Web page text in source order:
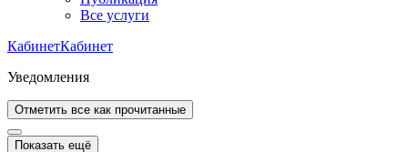
Все услуги
КабинетКабинет
Уведомления
Отметить все как прочитанные
Показать ещё